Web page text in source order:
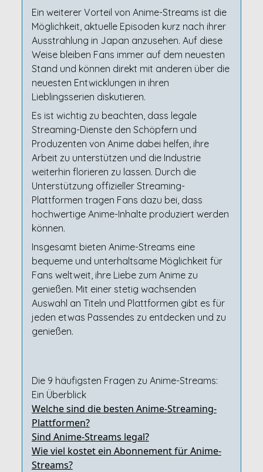
Ein weiterer Vorteil von Anime-Streams ist die
Möglichkeit, aktuelle Episoden kurz nach ihrer
Ausstrahlung in Japan anzusehen. Auf diese
Weise bleiben Fans immer auf dem neuesten
Stand und können direkt mit anderen über die
neuesten Entwicklungen in ihren
Lieblingsserien diskutieren.
Es ist wichtig zu beachten, dass legale
Streaming-Dienste den Schöpfern und
Produzenten von Anime dabei helfen, ihre
Arbeit zu unterstützen und die Industrie
weiterhin florieren zu lassen. Durch die
Unterstützung offizieller Streaming-
Plattformen tragen Fans dazu bei, dass
hochwertige Anime-Inhalte produziert werden
können.
Insgesamt bieten Anime-Streams eine
bequeme und unterhaltsame Möglichkeit für
Fans weltweit, ihre Liebe zum Anime zu
genießen. Mit einer stetig wachsenden
Auswahl an Titeln und Plattformen gibt es für
jeden etwas Passendes zu entdecken und zu
genießen.
Die 9 häufigsten Fragen zu Anime-Streams:
Ein Überblick
Welche sind die besten Anime-Streaming-
Plattformen?
Sind Anime-Streams legal?
Wie viel kostet ein Abonnement für Anime-
Streams?